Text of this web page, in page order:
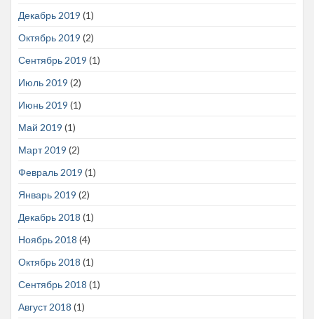
Декабрь 2019 (1)
Октябрь 2019 (2)
Сентябрь 2019 (1)
Июль 2019 (2)
Июнь 2019 (1)
Май 2019 (1)
Март 2019 (2)
Февраль 2019 (1)
Январь 2019 (2)
Декабрь 2018 (1)
Ноябрь 2018 (4)
Октябрь 2018 (1)
Сентябрь 2018 (1)
Август 2018 (1)